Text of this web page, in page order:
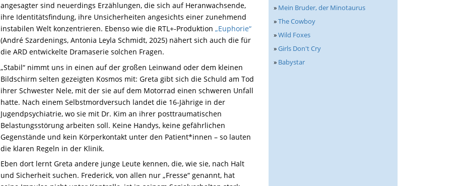
angesagter sind neuerdings Erzählungen, die sich auf Heranwachsende,
ihre Identitätsfindung, ihre Unsicherheiten angesichts einer zunehmend
instabilen Welt konzentrieren. Ebenso wie die RTL+-Produktion „Euphorie“
(André Szardenings, Antonia Leyla Schmidt, 2025) nähert sich auch die für
die ARD entwickelte Dramaserie solchen Fragen.
„Stabil“ nimmt uns in einen auf der großen Leinwand oder dem kleinen
Bildschirm selten gezeigten Kosmos mit: Greta gibt sich die Schuld am Tod
ihrer Schwester Nele, mit der sie auf dem Motorrad einen schweren Unfall
hatte. Nach einem Selbstmordversuch landet die 16-Jährige in der
Jugendpsychiatrie, wo sie mit Dr. Kim an ihrer posttraumatischen
Belastungsstörung arbeiten soll. Keine Handys, keine gefährlichen
Gegenstände und kein Körperkontakt unter den Patient*innen – so lauten
die klaren Regeln in der Klinik.
Eben dort lernt Greta andere junge Leute kennen, die, wie sie, nach Halt
und Sicherheit suchen. Frederick, von allen nur „Fresse“ genannt, hat
» Mein Bruder, der Minotaurus
»The Cowboy
»Wild Foxes
»Girls Don't Cry
» Babystar